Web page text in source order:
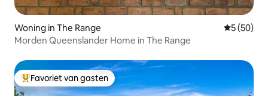
Woning in The Range
5 (50)
Morden Queenslander Home in The Range
Topfavoriet van gasten
Favoriet van gasten